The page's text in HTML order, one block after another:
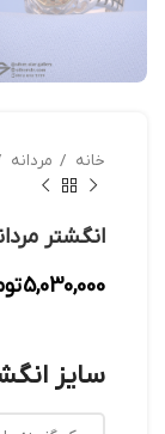
خانه مردانه
انگشتر
5,030,000
سایز